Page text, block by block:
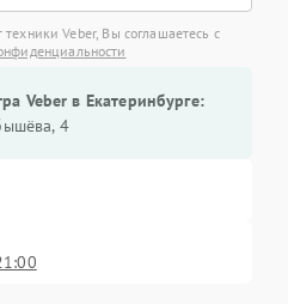
Veber, Вы соглашаетесь с
Veber в Екатеринбурге:
4